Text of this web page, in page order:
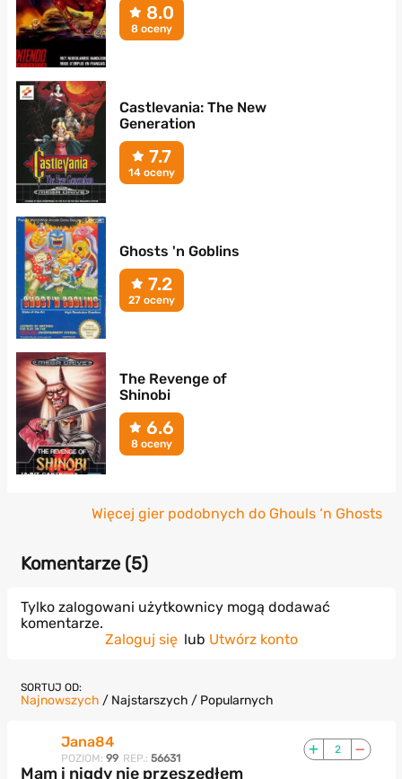
8.0
8 oceny
Castlevania: The New
Generation
7.7
14 oceny
Ghosts 'n Goblins
7.2
27 oceny
The Revenge of
Shinobi
6.6
8 oceny
Więcej gier podobnych do Ghouls ‘n Ghosts
Komentarze (5)
Tylko zalogowani użytkownicy mogą dodawać
komentarze.
Zaloguj się lub Utwórz konto
SORTUJ OD:
Najnowszych / Najstarszych / Popularnych
Jana84
POZIOM: 99 REP.: 56631
2
Mam i nigdy nie przeszedłem